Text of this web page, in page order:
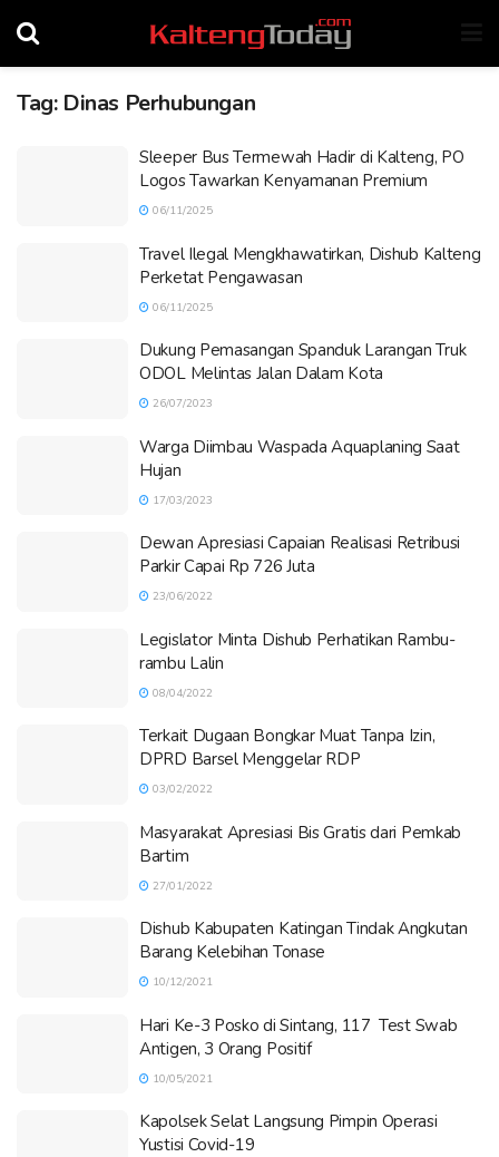
Tag: Dinas Perhubungan
Sleeper Bus Termewah Hadir di Kalteng, PO
Logos Tawarkan Kenyamanan Premium
06/11/2025
Travel Ilegal Mengkhawatirkan, Dishub Kalteng
Perketat Pengawasan
06/11/2025
Dukung Pemasangan Spanduk Larangan Truk
ODOL Melintas Jalan Dalam Kota
26/07/2023
Warga Diimbau Waspada Aquaplaning Saat
Hujan
17/03/2023
Dewan Apresiasi Capaian Realisasi Retribusi
Parkir Capai Rp 726 Juta
23/06/2022
Legislator Minta Dishub Perhatikan Rambu-
rambu Lalin
08/04/2022
Terkait Dugaan Bongkar Muat Tanpa Izin,
DPRD Barsel Menggelar RDP
03/02/2022
Masyarakat Apresiasi Bis Gratis dari Pemkab
Bartim
27/01/2022
Dishub Kabupaten Katingan Tindak Angkutan
Barang Kelebihan Tonase
10/12/2021
Hari Ke-3 Posko di Sintang, 117 Test Swab
Antigen, 3 Orang Positif
10/05/2021
Kapolsek Selat Langsung Pimpin Operasi
Yustisi Covid-19